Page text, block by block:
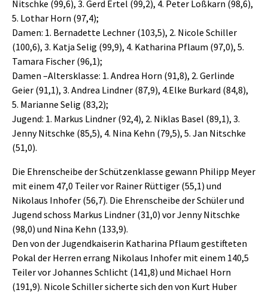
Nitschke (99,6), 3. Gerd Ertel (99,2), 4. Peter Loßkarn (98,6),
5. Lothar Horn (97,4);
Damen: 1. Bernadette Lechner (103,5), 2. Nicole Schiller
(100,6), 3. Katja Selig (99,9), 4. Katharina Pflaum (97,0), 5.
Tamara Fischer (96,1);
Damen –Altersklasse: 1. Andrea Horn (91,8), 2. Gerlinde
Geier (91,1), 3. Andrea Lindner (87,9), 4.Elke Burkard (84,8),
5. Marianne Selig (83,2);
Jugend: 1. Markus Lindner (92,4), 2. Niklas Basel (89,1), 3.
Jenny Nitschke (85,5), 4. Nina Kehn (79,5), 5. Jan Nitschke
(51,0).
Die Ehrenscheibe der Schützenklasse gewann Philipp Meyer
mit einem 47,0 Teiler vor Rainer Rüttiger (55,1) und
Nikolaus Inhofer (56,7). Die Ehrenscheibe der Schüler und
Jugend schoss Markus Lindner (31,0) vor Jenny Nitschke
(98,0) und Nina Kehn (133,9).
Den von der Jugendkaiserin Katharina Pflaum gestifteten
Pokal der Herren errang Nikolaus Inhofer mit einem 140,5
Teiler vor Johannes Schlicht (141,8) und Michael Horn
(191,9). Nicole Schiller sicherte sich den von Kurt Huber